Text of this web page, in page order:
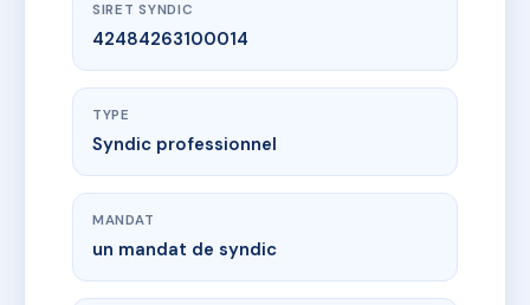
SIRET SYNDIC
42484263100014
TYPE
Syndic professionnel
MANDAT
un mandat de syndic